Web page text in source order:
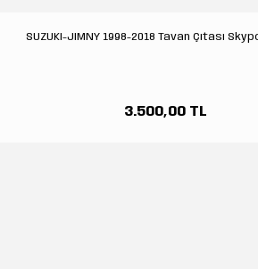
SUZUKI-JIMNY 1998-2018 Tavan Çıtası
3.500,00 TL